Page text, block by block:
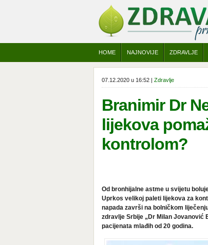
HOME NAJNOVIJE ZDRAVLJE
07.12.2020 u 16:52 | Zdravlje
Branimir Dr
lijekova
kontrolom?
Od bronhijalne astme u svijetu
Uprkos velikoj paleti lijekova za
napada završi na bolničkom
zdravlje Srbije „Dr Milan Jovanović
pacijenata mlađih od 20 godina.